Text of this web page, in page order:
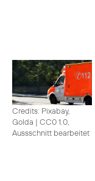
Credits: Pixabay,
Golda | CC0 1.0,
Aussschnitt bearbeitet